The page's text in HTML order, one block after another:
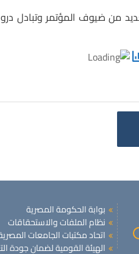
ضيوف المؤتمر وتبادل دروع
بوابة الحكومة المصرية
نظام الملفات والاستحقاقات
اتحاد مكتبات الجامعات
الهيئة القومية لضمان جودة